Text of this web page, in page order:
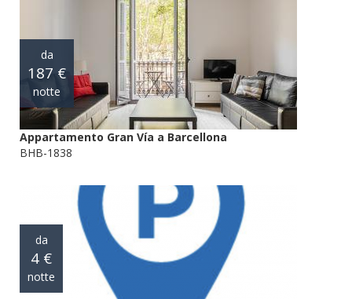
da
187 €
notte
Appartamento Gran Vía a Barcellona
BHB-1838
da
4 €
notte